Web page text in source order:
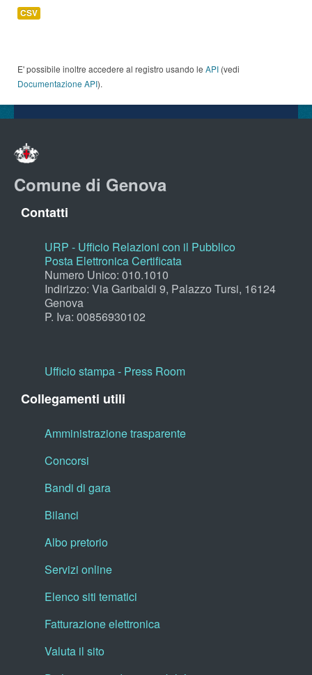
CSV
E' possibile inoltre accedere al registro usando le API (vedi
Documentazione API).
Comune di Genova
Contatti
URP - Ufficio Relazioni con il Pubblico
Posta Elettronica Certificata
Numero Unico: 010.1010
Indirizzo: Via Garibaldi 9, Palazzo Tursi, 16124
Genova
P. Iva: 00856930102
Ufficio stampa - Press Room
Collegamenti utili
Amministrazione trasparente
Concorsi
Bandi di gara
Bilanci
Albo pretorio
Servizi online
Elenco siti tematici
Fatturazione elettronica
Valuta il sito